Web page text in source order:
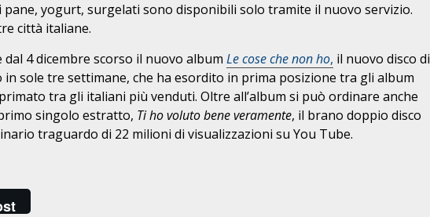
pane, yogurt, surgelati sono disponibili solo tramite il nuovo servizio.
città italiane.
4 dicembre scorso il nuovo album Le cose che non ho, il nuovo disco di
sole tre settimane, che ha esordito in prima posizione tra gli album
tra gli italiani più venduti. Oltre all’album si può ordinare anche
singolo estratto, Ti ho voluto bene veramente, il brano doppio disco
traguardo di 22 milioni di visualizzazioni su You Tube.